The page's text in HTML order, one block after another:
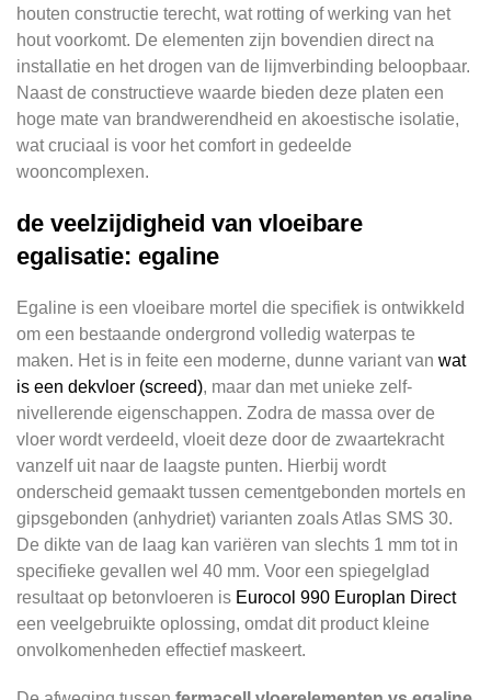
houten constructie terecht, wat rotting of werking van het
hout voorkomt. De elementen zijn bovendien direct na
installatie en het drogen van de lijmverbinding beloopbaar.
Naast de constructieve waarde bieden deze platen een
hoge mate van brandwerendheid en akoestische isolatie,
wat cruciaal is voor het comfort in gedeelde
wooncomplexen.
de veelzijdigheid van vloeibare
egalisatie: egaline
Egaline is een vloeibare mortel die specifiek is ontwikkeld
om een bestaande ondergrond volledig waterpas te
maken. Het is in feite een moderne, dunne variant van wat
is een dekvloer (screed), maar dan met unieke zelf-
nivellerende eigenschappen. Zodra de massa over de
vloer wordt verdeeld, vloeit deze door de zwaartekracht
vanzelf uit naar de laagste punten. Hierbij wordt
onderscheid gemaakt tussen cementgebonden mortels en
gipsgebonden (anhydriet) varianten zoals Atlas SMS 30.
De dikte van de laag kan variëren van slechts 1 mm tot in
specifieke gevallen wel 40 mm. Voor een spiegelglad
resultaat op betonvloeren is Eurocol 990 Europlan Direct
een veelgebruikte oplossing, omdat dit product kleine
onvolkomenheden effectief maskeert.